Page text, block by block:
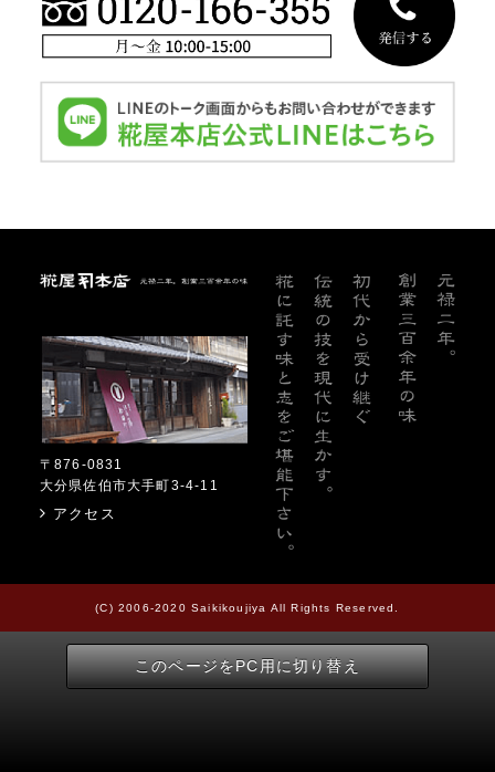
糀屋本店
〒876-0831
大分県佐伯市大手町3-4-11
アクセス
(C) 2006-2020 Saikikoujiya All Rights Reserved.
このページをPC用に切り替え